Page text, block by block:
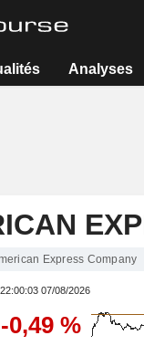
Analyses
Express Company
22:00:03 07/08/2026
-0,49 %